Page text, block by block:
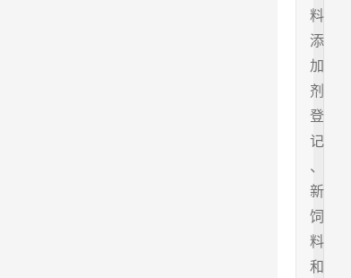
料
添
加
剂
登
记
、
新
饲
料
和